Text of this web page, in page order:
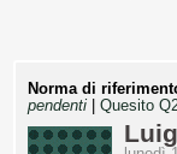
Norma di
pendenti
Quesito